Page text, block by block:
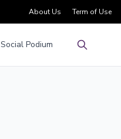
About Us Term of Use
Social Podium